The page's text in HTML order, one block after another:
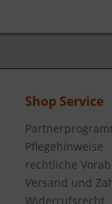
Shop Service
Pflegehinweise
rechtliche
Versand und
Widerrufsrecht